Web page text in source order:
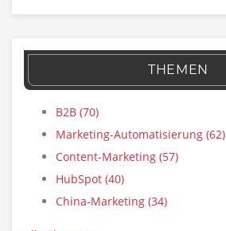
THEMEN
B2B (70)
Marketing-Automatisierung (62)
Content-Marketing (57)
HubSpot (40)
China-Marketing (34)